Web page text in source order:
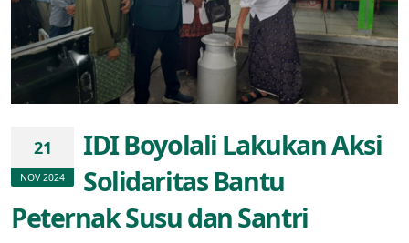
21
NOV 2024
IDI Boyolali Lakukan Aksi
Solidaritas Bantu
Peternak Susu dan Santri